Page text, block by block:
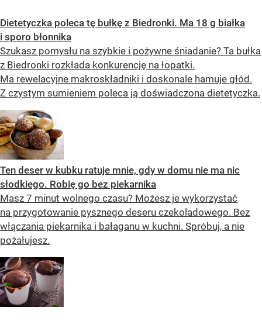
Dietetyczka poleca tę bułkę z Biedronki. Ma 18 g białka
i sporo błonnika
Szukasz pomysłu na szybkie i pożywne śniadanie? Ta bułka
z Biedronki rozkłada konkurencję na łopatki.
Ma rewelacyjne makroskładniki i doskonale hamuje głód.
Z czystym sumieniem poleca ją doświadczona dietetyczka.
Ten deser w kubku ratuje mnie, gdy w domu nie ma nic
słodkiego. Robię go bez piekarnika
Masz 7 minut wolnego czasu? Możesz je wykorzystać
na przygotowanie pysznego deseru czekoladowego. Bez
włączania piekarnika i bałaganu w kuchni. Spróbuj, a nie
pożałujesz.